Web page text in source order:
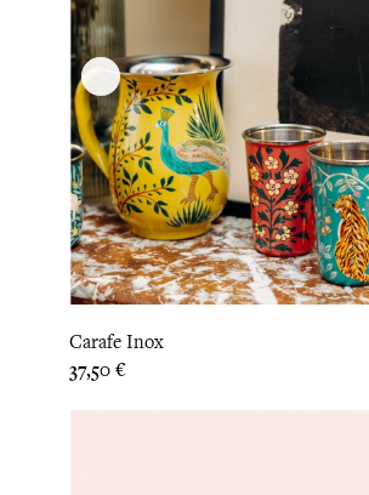
Carafe Inox
Prix
37,50 €